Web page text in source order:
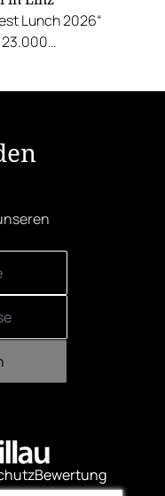
Lunch 2026“
Bewertung